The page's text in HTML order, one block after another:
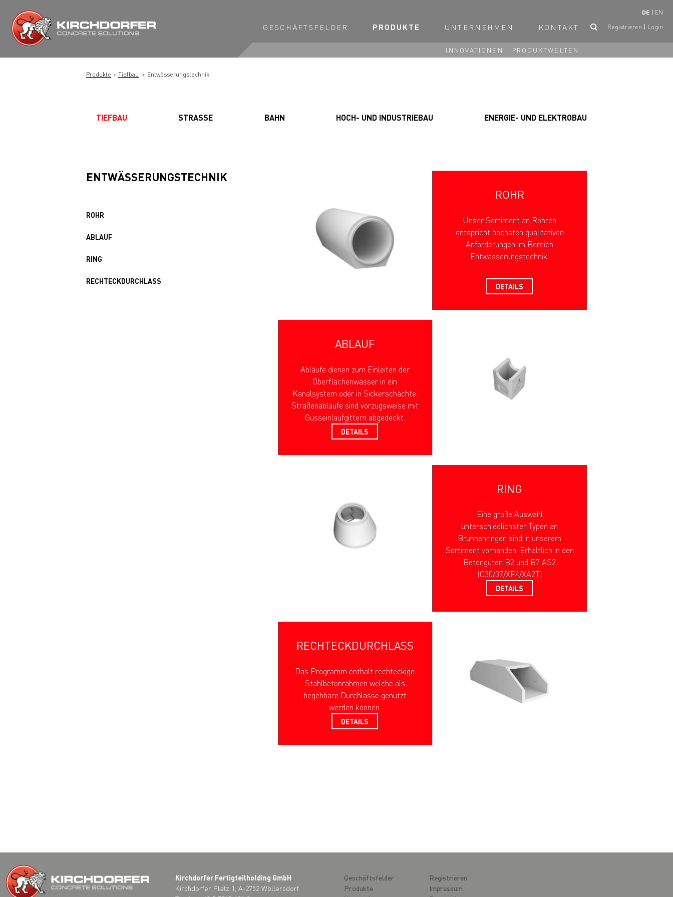
Inhalt
springen
DE EN
GESCHÄFTSFELDER PRODUKTE
INNOVATIONEN PRODUKTWELTEN
UNTERNEHMEN KONTAKT Registrieren Login
Produkte Tiefbau Entwässerungstechnik
TIEFBAU STRASSE BAHN HOCH- UND INDUSTRIEBAU ENERGIE- UND ELEKTROBAU
ENTWÄSSERUNGSTECHNIK
ROHR
ABLAUF
RING
RECHTECKDURCHLASS
ROHR
Unser Sortiment an Rohren
entspricht höchsten qualitativen
Anforderungen im Bereich
Entwässerungstechnik.
DETAILS
ABLAUF
Abläufe dienen zum Einleiten der
Oberflächenwässer in ein
Kanalsystem oder in Sickerschächte.
Straßenabläufe sind vorzugsweise mit
Gusseinlaufgittern abgedeckt.
DETAILS
RING
Eine große Auswahl
unterschiedlichster Typen an
Brunnenringen sind in unserem
Sortiment vorhanden. Erhältlich in den
Betongüten B2 und B7 AS2
(C30/37/XF4/XA2T)
DETAILS
RECHTECKDURCHLASS
Das Programm enthält rechteckige
Stahlbetonrahmen welche als
begehbare Durchlässe genutzt
werden können.
DETAILS
Kirchdorfer Fertigteilholding GmbH
Kirchdorfer Platz 1, A-2752 Wöllersdorf
Geschäftsfelder
Produkte
Registrieren
Impressum